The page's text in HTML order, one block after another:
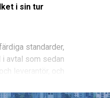
i sin tur
standarder,
avtal som sedan
leverantör, och